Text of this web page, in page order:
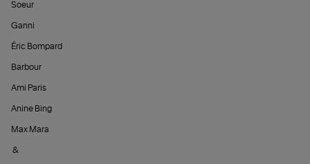
Soeur
Ganni
Éric Bompard
Barbour
Ami Paris
Anine Bing
Max Mara
&